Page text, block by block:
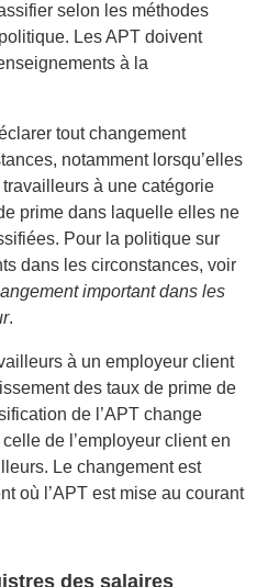
selon les méthodes
Les APT doivent
à la
tout changement
notamment lorsqu’elles
à une catégorie
prime dans laquelle elles ne
Pour la politique sur
dans les circonstances, voir
important dans les
.
à un employeur client
des taux de prime de
de l’APT change
de l’employeur client en
Le changement est
où l’APT est mise au courant
des salaires